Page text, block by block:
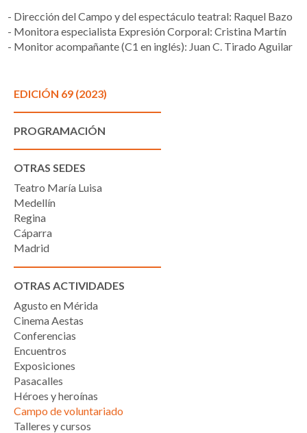
Dirección del Campo y del espectáculo teatral: Raquel Bazo
Monitora especialista Expresión Corporal: Cristina Martín
Monitor acompañante (C1 en inglés): Juan C. Tirado Aguilar
EDICIÓN 69 (2023)
PROGRAMACIÓN
OTRAS SEDES
Teatro María Luisa
Medellín
Regina
Cáparra
Madrid
OTRAS ACTIVIDADES
Agusto en Mérida
Cinema Aestas
Conferencias
Encuentros
Exposiciones
Pasacalles
Héroes y heroínas
Campo de voluntariado
Talleres y cursos